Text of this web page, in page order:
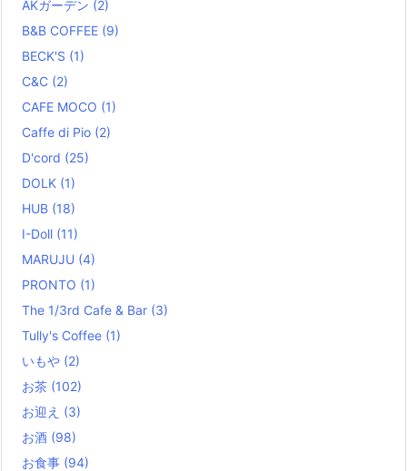
AKガーデン (2)
B&B COFFEE (9)
BECK'S (1)
C&C (2)
CAFE MOCO (1)
Caffe di Pio (2)
D'cord (25)
DOLK (1)
HUB (18)
I-Doll (11)
MARUJU (4)
PRONTO (1)
The 1/3rd Cafe & Bar (3)
Tully's Coffee (1)
いもや (2)
お茶 (102)
お迎え (3)
お酒 (98)
お食事 (94)